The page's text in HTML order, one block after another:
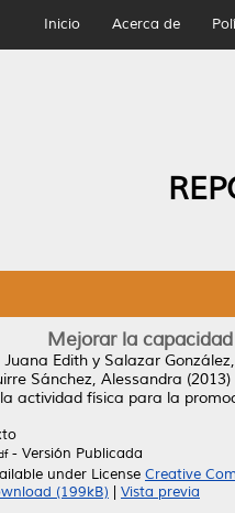
Inicio Acerca de
Mejorar la
Juana Edith y Salazar
Sánchez, Alessandra (2013)
actividad física para la
- Versión Publicada
under License Creative
(199kB)
Vista previa